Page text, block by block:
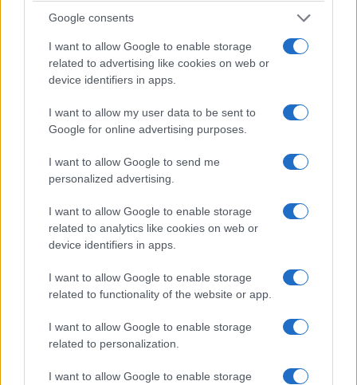
Google consents
I want to allow Google to enable storage
related to advertising like cookies on web or
device identifiers in apps.
I want to allow my user data to be sent to
Google for online advertising purposes.
I want to allow Google to send me
personalized advertising.
I want to allow Google to enable storage
related to analytics like cookies on web or
device identifiers in apps.
I want to allow Google to enable storage
related to functionality of the website or app.
I want to allow Google to enable storage
related to personalization.
I want to allow Google to enable storage
ΕΛΛΑΔΑ
Κορυφώνεται η έξοδος των αδειούχων του
Αυγούστου από τα λιμάνια της Αττικής